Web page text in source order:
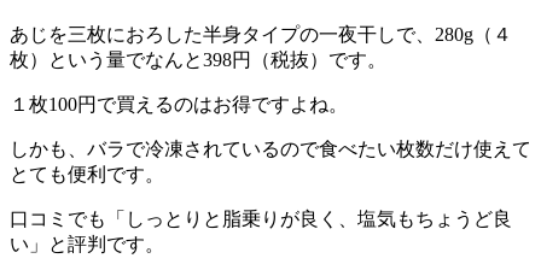
あじを三枚におろした半身タイプの一夜干しで、280g（４
枚）という量でなんと398円（税抜）です。
１枚100円で買えるのはお得ですよね。
しかも、バラで冷凍されているので食べたい枚数だけ使えて
とても便利です。
口コミでも「しっとりと脂乗りが良く、塩気もちょうど良
い」と評判です。